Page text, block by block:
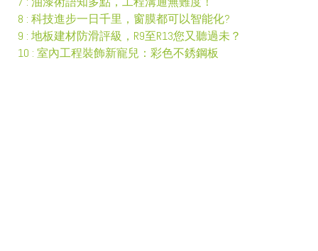
8 : 科技進步一日千里，窗膜都可以智能化?
9 : 地板建材防滑評級，R9至R13您又聽過未？
10 : 室內工程裝飾新寵兒：彩色不銹鋼板